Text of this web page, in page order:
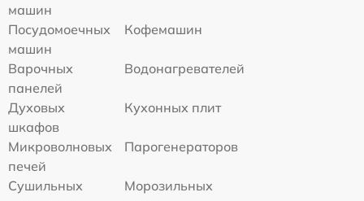
машин
Посудомоечных
машин
Кофемашин
Варочных
панелей
Водонагревателей
Духовых
шкафов
Кухонных плит
Микроволновых
печей
Парогенераторов
Сушильных
Морозильных